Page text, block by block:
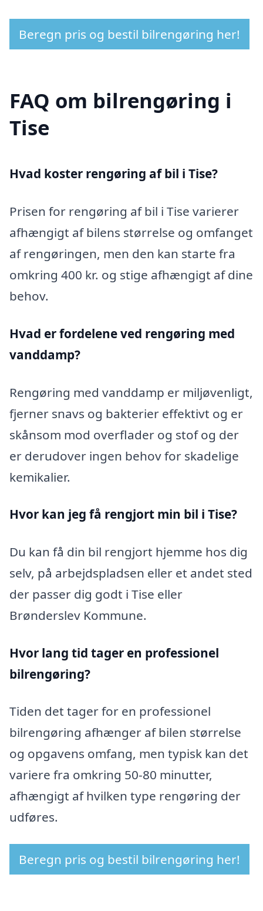
Beregn pris og bestil bilrengøring her!
FAQ om bilrengøring i
Tise
Hvad koster rengøring af bil i Tise?
Prisen for rengøring af bil i Tise varierer
afhængigt af bilens størrelse og omfanget
af rengøringen, men den kan starte fra
omkring 400 kr. og stige afhængigt af dine
behov.
Hvad er fordelene ved rengøring med
vanddamp?
Rengøring med vanddamp er miljøvenligt,
fjerner snavs og bakterier effektivt og er
skånsom mod overflader og stof og der
er derudover ingen behov for skadelige
kemikalier.
Hvor kan jeg få rengjort min bil i Tise?
Du kan få din bil rengjort hjemme hos dig
selv, på arbejdspladsen eller et andet sted
der passer dig godt i Tise eller
Brønderslev Kommune.
Hvor lang tid tager en professionel
bilrengøring?
Tiden det tager for en professionel
bilrengøring afhænger af bilen størrelse
og opgavens omfang, men typisk kan det
variere fra omkring 50-80 minutter,
afhængigt af hvilken type rengøring der
udføres.
Beregn pris og bestil bilrengøring her!